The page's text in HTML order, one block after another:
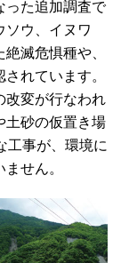
った追加調査で
ソウ、イヌワ
滅危惧種や、
れています。
改変が行なわれ
土砂の仮置き場
工事が、環境に
せん。